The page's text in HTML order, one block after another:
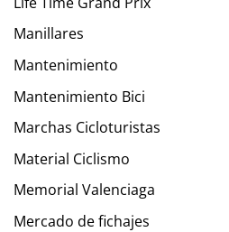
Manillares
Mantenimiento
Mantenimiento Bici
Marchas Cicloturistas
Material Ciclismo
Memorial Valenciaga
Mercado de fichajes